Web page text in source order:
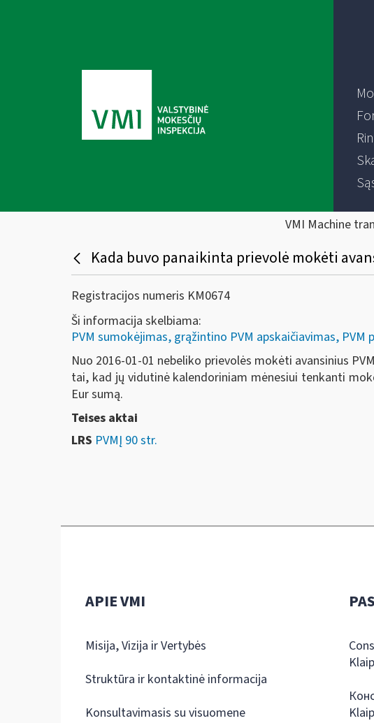
VMI Machine
Kada buvo panaikinta prievolė mokėti
Registracijos numeris KM0674
Ši informacija skelbiama:
PVM sumokėjimas, grąžintino PVM apskaičiavimas,
Nuo 2016-01-01 nebeliko prievolės mokėti avansinius
tai, kad jų vidutinė kalendoriniam mėnesiui tenkanti
Eur sumą.
Teises aktai
LRS PVMĮ 90 str.
APIE VMI
Misija, Vizija ir Vertybės
Struktūra ir kontaktinė informacija
Konsultavimasis su visuomene